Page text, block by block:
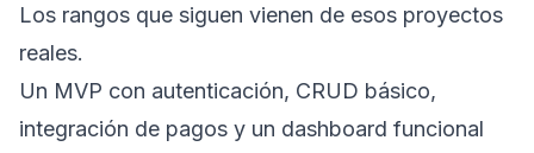
Los rangos que siguen vienen de esos proyectos
reales.
Un MVP con autenticación, CRUD básico,
integración de pagos y un dashboard funcional